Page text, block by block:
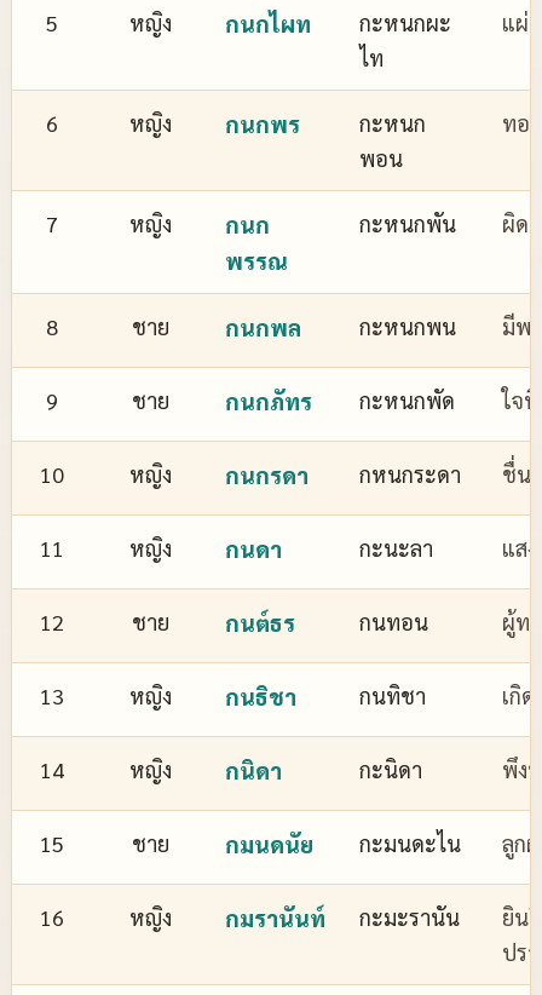
5 หญิง กนกไผท
กะหนกผะ
ไท
แผ่
6 หญิง กนกพร
กะหนก
พอน
ทอ
7 หญิง
กนก
พรรณ
กะหนกพัน ผิด
8 ชาย กนกพล กะหนกพน มีพ
9 ชาย กนกภัทร กะหนกพัด ใจ
10 หญิง กนกรดา กหนกระดา ชื่น
11 หญิง กนดา กะนะลา แสง
12 ชาย กนต์ธร กนทอน ผู้ท
13 หญิง กนธิชา กนทิชา เกิด
14 หญิง กนิดา กะนิดา พึง
15 ชาย กมนดนัย กะมนดะไน ลูก
16 หญิง กมรานันท์ กะมะรานัน
ยิน
ปร